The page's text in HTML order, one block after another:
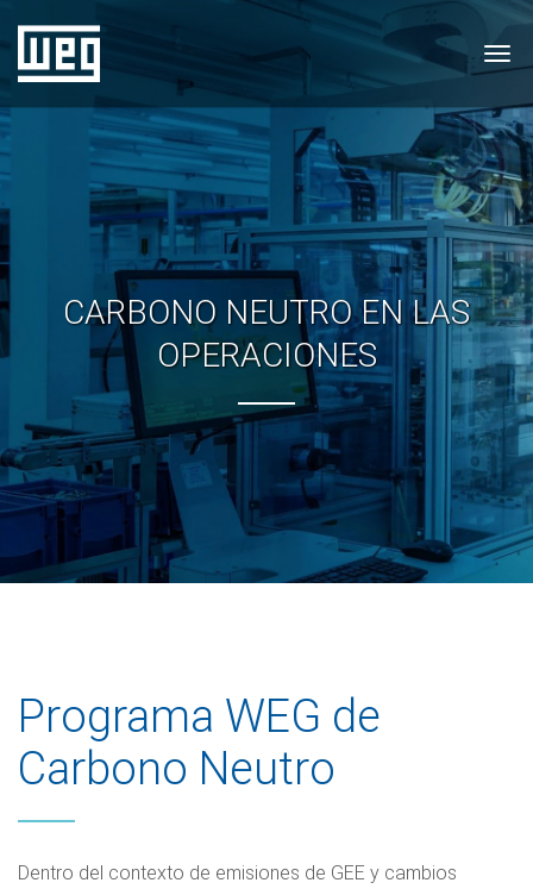
CARBONO NEUTRO EN LAS
OPERACIONES
Programa WEG de
Carbono Neutro
Dentro del contexto de emisiones de GEE y cambios